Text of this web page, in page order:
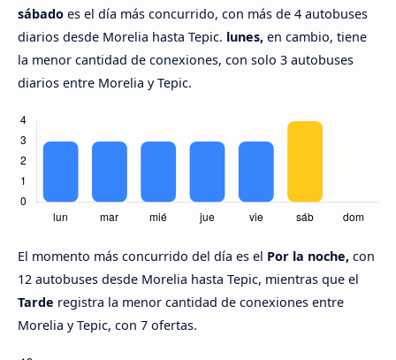
sábado es el día más concurrido, con más de 4 autobuses
diarios desde Morelia hasta Tepic. lunes, en cambio, tiene
la menor cantidad de conexiones, con solo 3 autobuses
diarios entre Morelia y Tepic.
El momento más concurrido del día es el Por la noche, con
12 autobuses desde Morelia hasta Tepic, mientras que el
Tarde registra la menor cantidad de conexiones entre
Morelia y Tepic, con 7 ofertas.